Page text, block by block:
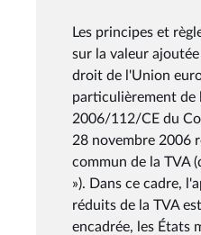
Les principes et
sur la valeur
droit de l'Union
particulièrement de
2006/112/CE du
28 novembre 2006
commun de la TVA
»). Dans ce cadre,
réduits de la TVA
encadrée, les États